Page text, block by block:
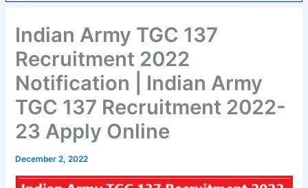
Indian Army TGC 137
Recruitment 2022
Notification | Indian Army
TGC 137 Recruitment 2022-
23 Apply Online
December 2, 2022